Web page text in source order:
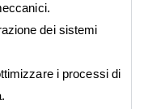
dei sistemi
i processi di